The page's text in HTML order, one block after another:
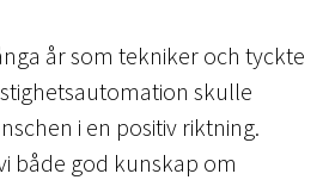
år som tekniker och tyckte
skulle
i en positiv riktning.
både god kunskap om